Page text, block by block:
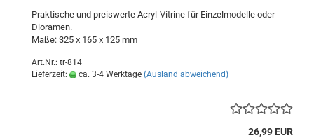
Praktische und preiswerte Acryl-Vitrine für Einzelmodelle oder
Dioramen.
Maße: 325 x 165 x 125 mm
Art.Nr.: tr-814
Lieferzeit:
ca. 3-4 Werktage (Ausland abweichend)
26,99 EUR